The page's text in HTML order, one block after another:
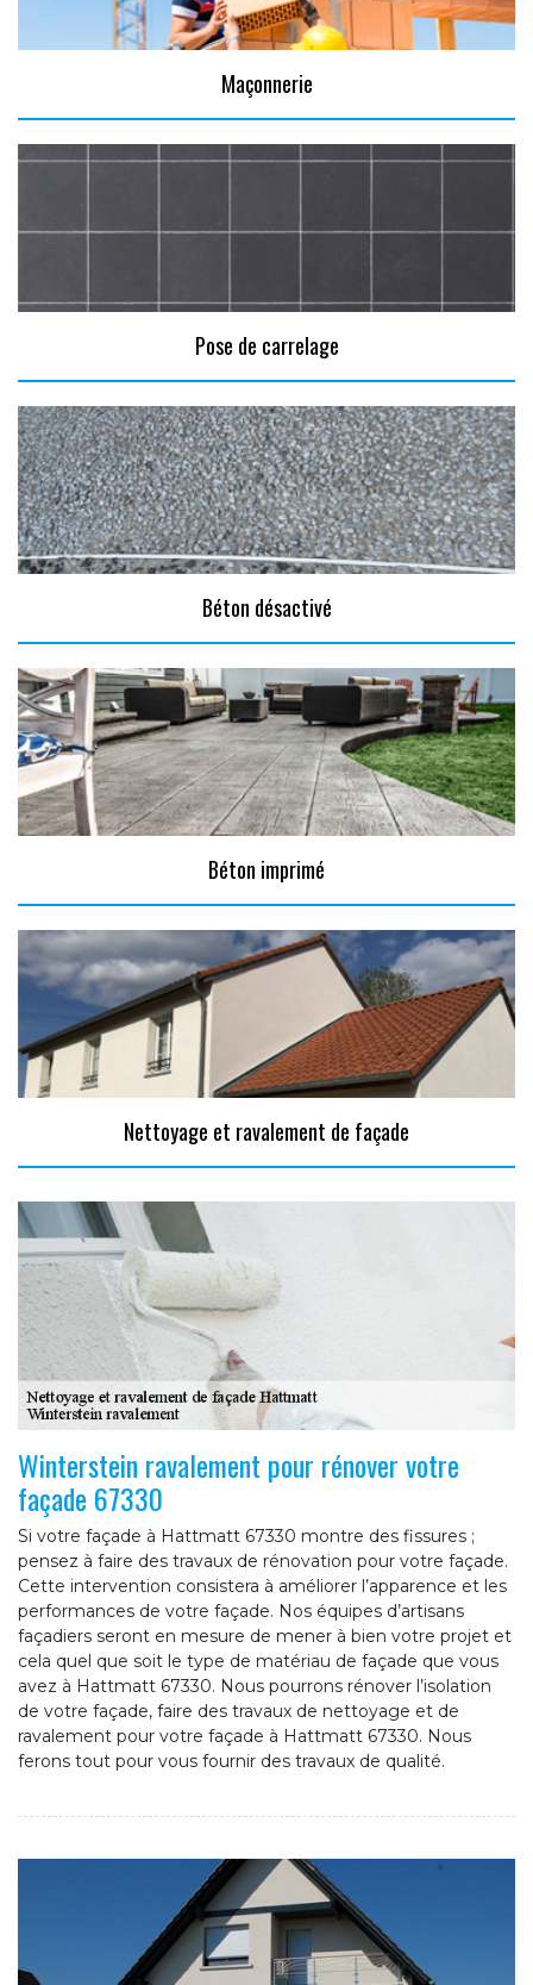
Maçonnerie
Pose de carrelage
Béton désactivé
Béton imprimé
Nettoyage et ravalement de façade
Winterstein ravalement pour rénover votre
façade 67330
Si votre façade à Hattmatt 67330 montre des fissures ;
pensez à faire des travaux de rénovation pour votre façade.
Cette intervention consistera à améliorer l’apparence et les
performances de votre façade. Nos équipes d’artisans
façadiers seront en mesure de mener à bien votre projet et
cela quel que soit le type de matériau de façade que vous
avez à Hattmatt 67330. Nous pourrons rénover l’isolation
de votre façade, faire des travaux de nettoyage et de
ravalement pour votre façade à Hattmatt 67330. Nous
ferons tout pour vous fournir des travaux de qualité.